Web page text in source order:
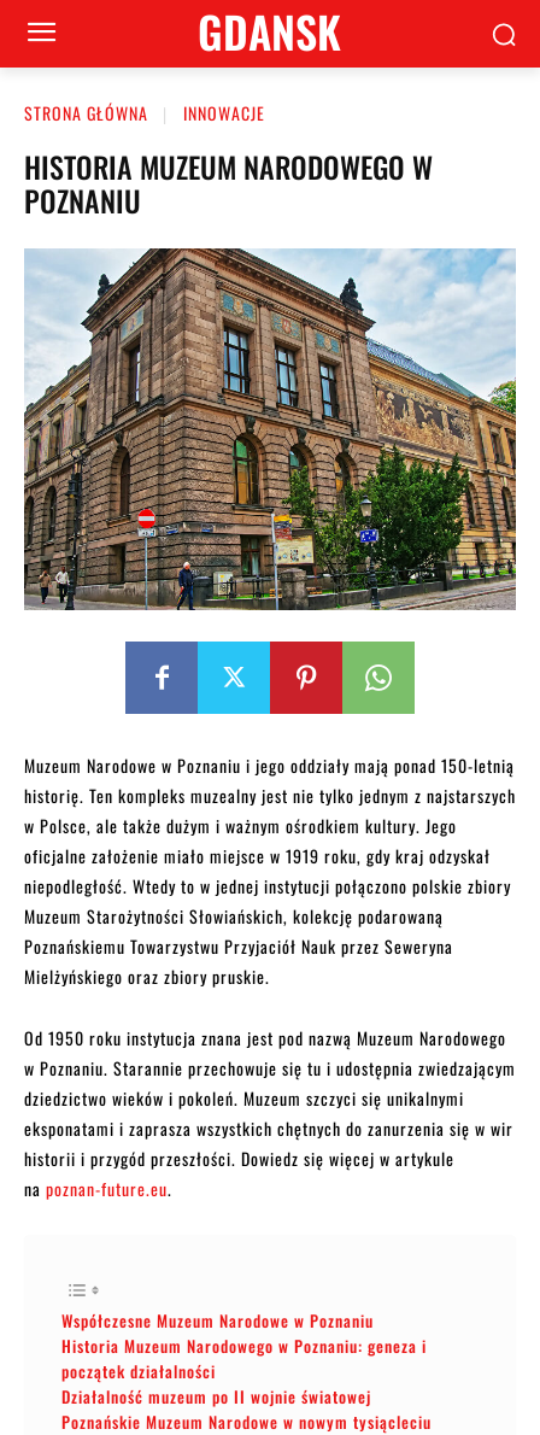
GDANSK
STRONA GŁÓWNA INNOWACJE
HISTORIA MUZEUM NARODOWEGO W
POZNANIU
Muzeum Narodowe w Poznaniu i jego oddziały mają ponad 150-letnią
historię. Ten kompleks muzealny jest nie tylko jednym z najstarszych
w Polsce, ale także dużym i ważnym ośrodkiem kultury. Jego
oficjalne założenie miało miejsce w 1919 roku, gdy kraj odzyskał
niepodległość. Wtedy to w jednej instytucji połączono polskie zbiory
Muzeum Starożytności Słowiańskich, kolekcję podarowaną
Poznańskiemu Towarzystwu Przyjaciół Nauk przez Seweryna
Mielżyńskiego oraz zbiory pruskie.
Od 1950 roku instytucja znana jest pod nazwą Muzeum Narodowego
w Poznaniu. Starannie przechowuje się tu i udostępnia zwiedzającym
dziedzictwo wieków i pokoleń. Muzeum szczyci się unikalnymi
eksponatami i zaprasza wszystkich chętnych do zanurzenia się w wir
historii i przygód przeszłości. Dowiedz się więcej w artykule
na poznan-future.eu.
Współczesne Muzeum Narodowe w Poznaniu
Historia Muzeum Narodowego w Poznaniu: geneza i
początek działalności
Działalność muzeum po II wojnie światowej
Poznańskie Muzeum Narodowe w nowym tysiącleciu